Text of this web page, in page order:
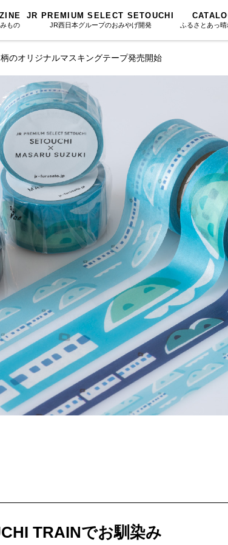
もの
図鑑
文庫
散歩
こと
の駅
JR PREMIUM SELECT SETOUCHI
JR西日本グループのおみやげ開発
岡山海苔シリーズ
みんなのドーナツ
岡山育ちのアイスバー
せとうちの果実 清涼飲料水
雑貨シリーズ
恋するジャージー 瀬戸田レモン
蒜山ショコラ
蒜山ショコラクッキーズ
せとうちのおいしいシリーズ
生スフレ ふわり～ぬ
せとうちの果実 チューハイ
ふるさとあっ晴
ふるさとあっ晴れ認定
マップ・一覧から探す
カテゴリー・タグ・キーワードから探
第16回 Re： 第
第14回 持続と進化 第13
第12回 挑戦 第
第10回 岡山・備後の果物 第9回
第8回 岡山市 第7回
第6回 瀬戸内市/備前市/和気町/赤磐市 第5
第4回 倉敷市/玉野市/浅口市/里庄町 第3
第2回 真庭市/新庄村 第1
ふるさとあっ晴れ認定とは デジ
のオリジナルマスキングテープ発売開始
TRAINでお馴染み